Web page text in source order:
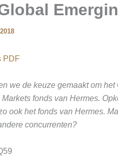
PDF
we de keuze gemaakt om
fonds van Hermes.
ook het fonds van Hermes.
concurrenten?